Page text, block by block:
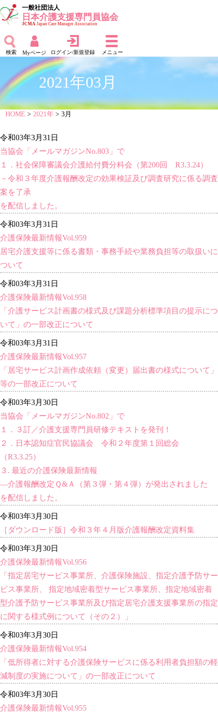
一般社団法人
日本介護支援専門員協会
JCMAJapan Care Manager Association
検索 Myページ ログイン/新規登録 メニュー
2021年03月
HOME >2021年 > 3月
令和03年3月31日
当協会「メールマガジンNo.803」で
１．社会保障審議会介護給付費分科会（第200回 R3.3.24）
－令和３年度介護報酬改定の効果検証及び調査研究に係る調査
案を了承
を配信しました。
令和03年3月31日
介護保険最新情報Vol.959
居宅介護支援等に係る書類・事務手続や業務負担等の取扱いに
ついて
令和03年3月31日
介護保険最新情報Vol.958
「介護サービス計画書の様式及び課題分析標準項目の提示につ
いて」の一部改正について
令和03年3月31日
介護保険最新情報Vol.957
「居宅サービス計画作成依頼（変更）届出書の様式について」
等の一部改正について
令和03年3月30日
当協会「メールマガジンNo.802」で
１．３訂／介護支援専門員研修テキストを発刊！
２．日本認知症官民協議会 令和２年度第１回総会
（R3.3.25）
３. 最近の介護保険最新情報
―介護報酬改定Ｑ&Ａ（第３弾・第４弾）が発出されました
を配信しました。
令和03年3月30日
［ダウンロード版］令和３年４月版介護報酬改定資料集
令和03年3月30日
介護保険最新情報Vol.956
「指定居宅サービス事業所、介護保険施設、指定介護予防サー
ビス事業所、 指定地域密着型サービス事業所、指定地域密着
型介護予防サービス事業所及び指定居宅介護支援事業所の指定
に関する様式例について（その２）」
令和03年3月30日
介護保険最新情報Vol.954
「低所得者に対する介護保険サービスに係る利用者負担額の軽
減制度の実施について」の一部改正について
令和03年3月30日
介護保険最新情報Vol.955